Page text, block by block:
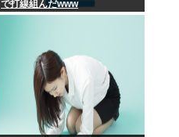
で打線組んだwww